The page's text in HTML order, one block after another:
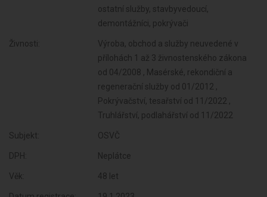
ostatní služby, stavbyvedoucí,
demontážníci, pokrývači
Živnosti:
Výroba, obchod a služby neuvedené v
přílohách 1 až 3 živnostenského zákona
od 04/2008 , Masérské, rekondiční a
regenerační služby od 01/2012 ,
Pokrývačství, tesařství od 11/2022 ,
Truhlářství, podlahářství od 11/2022
Subjekt: OSVČ
DPH: Neplátce
Věk: 48 let